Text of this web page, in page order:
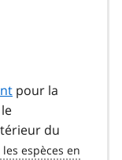
pour la
du